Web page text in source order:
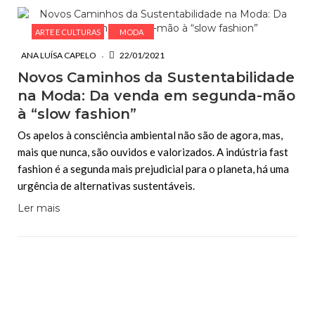
ARTE E CULTURAS MODA
ANA LUÍSA CAPELO 22/01/2021
Novos Caminhos da Sustentabilidade
na Moda: Da venda em segunda-mão
à “slow fashion”
Os apelos à consciência ambiental não são de agora, mas,
mais que nunca, são ouvidos e valorizados. A indústria fast
fashion é a segunda mais prejudicial para o planeta, há uma
urgência de alternativas sustentáveis.
Ler mais